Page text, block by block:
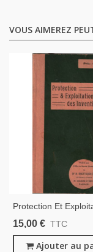
VOUS AIMEREZ
Protection Et
Inventions 1913,
Industrielle,
15,00 € TTC
Ajouter au